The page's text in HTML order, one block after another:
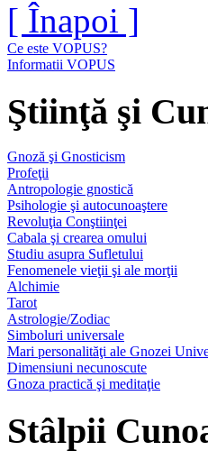
[ Înapoi ]
Ce este VOPUS?
Informatii VOPUS
Ştiinţă şi
Gnoză şi Gnosticism
Profeţii
Antropologie gnostică
Psihologie şi autocunoaştere
Revoluţia Conştiinţei
Cabala şi crearea omului
Studiu asupra Sufletului
Fenomenele vieţii şi ale morţii
Alchimie
Tarot
Astrologie/Zodiac
Simboluri universale
Mari personalităţi ale Gnozei
Dimensiuni necunoscute
Gnoza practică şi meditaţie
Stâlpii